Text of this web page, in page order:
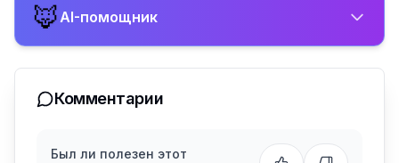
🦊AI-помощник
Комментарии
Был ли полезен этот